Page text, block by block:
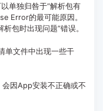
单独归咎于“解析包有
Error的最可能原因。
包时出现问题”错误。
单文件中出现一些干
因App安装不正确或不